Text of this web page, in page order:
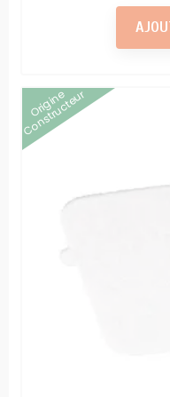
Origine
Constructeur